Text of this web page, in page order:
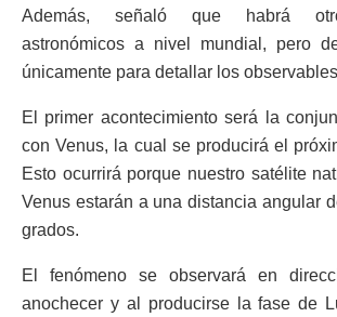
Además, señaló que habrá
astronómicos a nivel mundial, pero
únicamente para detallar los
El primer acontecimiento será la
con Venus, la cual se producirá el
Esto ocurrirá porque nuestro satélite
Venus estarán a una distancia angular
grados.
El fenómeno se observará en
anochecer y al producirse la fase de